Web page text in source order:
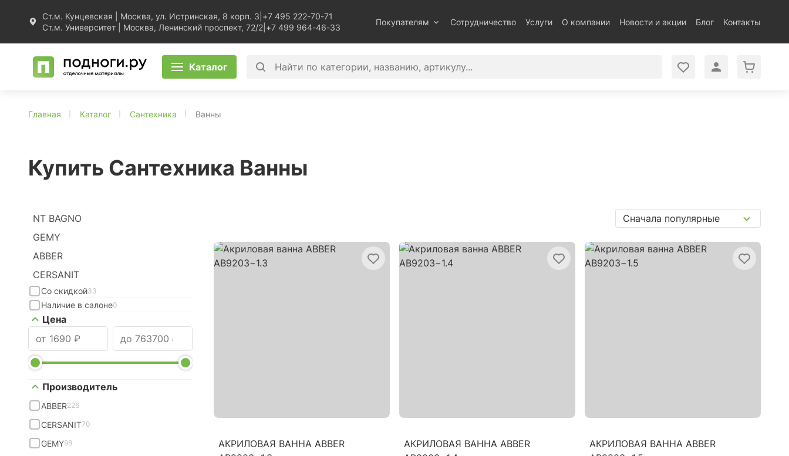
Ст.м. Кунцевская | Москва, ул. Истринская, 8 корп. 3 +7 495 222-70-71
Ст.м. Университет | Москва, Ленинский проспект, 72/2 +7 499 964-46-33
Покупателям Сотрудничество Услуги О компании Новости и акции Блог Контакты
Каталог
Главная Каталог Сантехника Ванны
Купить Сантехника Ванны
NT BAGNO
GEMY
ABBER
CERSANIT
Со скидкой33
Наличие в салоне0
Цена
Производитель
ABBER226
CERSANIT70
GEMY98
Сначала популярные
АКРИЛОВАЯ ВАННА ABBER
АКРИЛОВАЯ ВАННА ABBER
АКРИЛОВАЯ ВАННА ABBER